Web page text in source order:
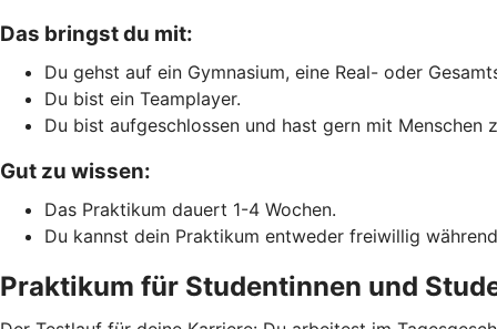
Das bringst du mit:
Du gehst auf ein Gymnasium, eine Real- oder
Du bist ein Teamplayer.
Du bist aufgeschlossen und hast gern mit Menschen
Gut zu wissen:
Das Praktikum dauert 1-4 Wochen.
Du kannst dein Praktikum entweder freiwillig
Praktikum für Studentinnen und